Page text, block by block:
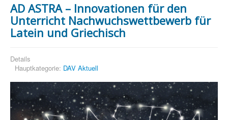
AD ASTRA – Innovationen für den
Unterricht Nachwuchswettbewerb für
Latein und Griechisch
Details
Hauptkategorie: DAV Aktuell